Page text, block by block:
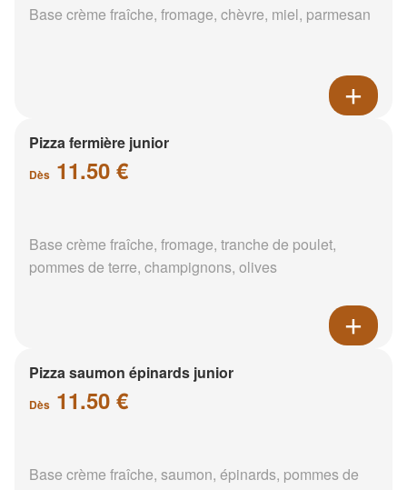
Base crème fraîche, fromage, chèvre, miel, parmesan
Pizza fermière junior
Dès 11.50 €
Base crème fraîche, fromage, tranche de poulet,
pommes de terre, champignons, olives
Pizza saumon épinards junior
Dès 11.50 €
Base crème fraîche, saumon, épinards, pommes de